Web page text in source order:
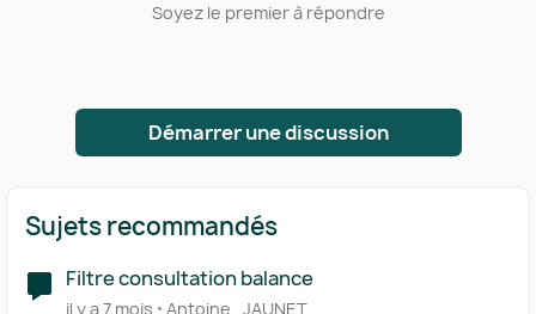
Soyez le premier à répondre
Démarrer une discussion
Sujets recommandés
Filtre consultation balance
il y a 7 mois Antoine_JAUNET